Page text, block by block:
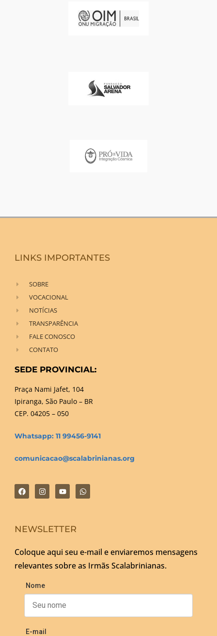
LINKS IMPORTANTES
SOBRE
VOCACIONAL
NOTÍCIAS
TRANSPARÊNCIA
FALE CONOSCO
CONTATO
SEDE PROVINCIAL:
Praça Nami Jafet, 104
Ipiranga, São Paulo – BR
CEP. 04205 – 050
Whatsapp: 11 99456-9141
comunicacao@scalabrinianas.org
NEWSLETTER
Coloque aqui seu e-mail e enviaremos mensagens
relevantes sobre as Irmãs Scalabrinianas.
Nome
E-mail